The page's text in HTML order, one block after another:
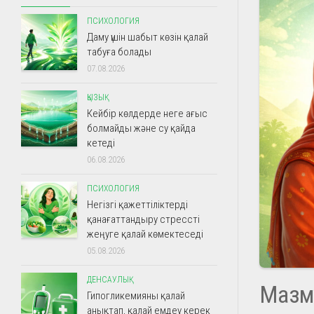
ПСИХОЛОГИЯ
Даму үшін шабыт көзін қалай
табуға болады
07.08.2026
ҚЫЗЫҚ
Кейбір көлдерде неге ағыс
болмайды және су қайда
кетеді
06.08.2026
ПСИХОЛОГИЯ
Негізгі қажеттіліктерді
қанағаттандыру стрессті
жеңуге қалай көмектеседі
05.08.2026
ДЕНСАУЛЫҚ
Гипогликемияны қалай
анықтап, қалай емдеу керек